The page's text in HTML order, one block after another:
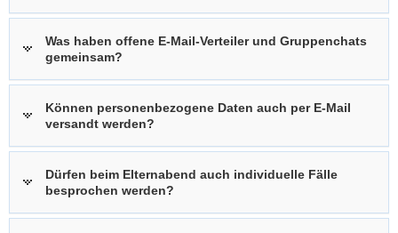
Was haben offene E-Mail-Verteiler und Gruppenchats
gemeinsam?
Können personenbezogene Daten auch per E-Mail
versandt werden?
Dürfen beim Elternabend auch individuelle Fälle
besprochen werden?